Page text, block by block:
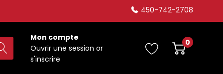
450-742-2708
Mon compte
Ouvrir une session or
s'inscrire
0